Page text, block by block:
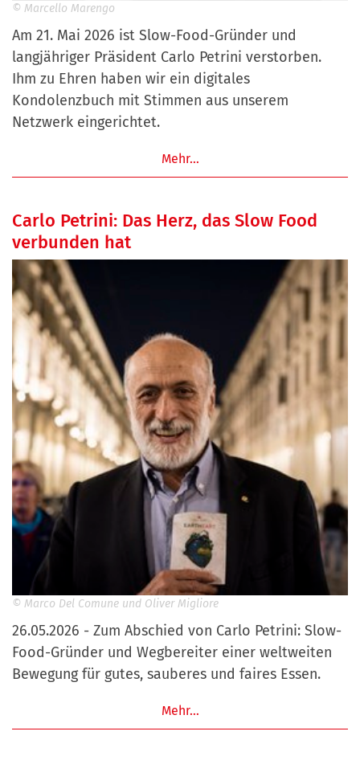
© Marcello Marengo
Am 21. Mai 2026 ist Slow-Food-Gründer und
langjähriger Präsident Carlo Petrini verstorben.
Ihm zu Ehren haben wir ein digitales
Kondolenzbuch mit Stimmen aus unserem
Netzwerk eingerichtet.
Mehr…
Carlo Petrini: Das Herz, das Slow Food
verbunden hat
© Marco Del Comune und Oliver Migliore
26.05.2026 - Zum Abschied von Carlo Petrini: Slow-
Food-Gründer und Wegbereiter einer weltweiten
Bewegung für gutes, sauberes und faires Essen.
Mehr…